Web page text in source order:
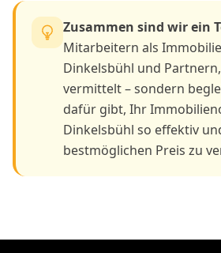
Zusammen sind wir ein
Mitarbeitern als
Dinkelsbühl und
vermittelt – sondern
dafür gibt, Ihr
Dinkelsbühl so effektiv
bestmöglichen Preis zu